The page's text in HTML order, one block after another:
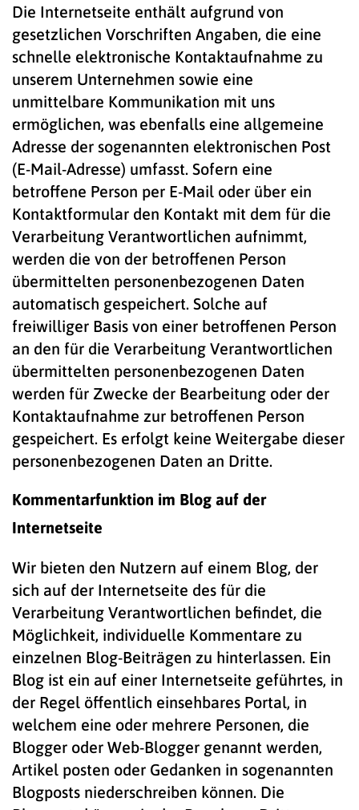
Die Internetseite enthält aufgrund von
gesetzlichen Vorschriften Angaben, die eine
schnelle elektronische Kontaktaufnahme zu
unserem Unternehmen sowie eine
unmittelbare Kommunikation mit uns
ermöglichen, was ebenfalls eine allgemeine
Adresse der sogenannten elektronischen Post
(E-Mail-Adresse) umfasst. Sofern eine
betroffene Person per E-Mail oder über ein
Kontaktformular den Kontakt mit dem für die
Verarbeitung Verantwortlichen aufnimmt,
werden die von der betroffenen Person
übermittelten personenbezogenen Daten
automatisch gespeichert. Solche auf
freiwilliger Basis von einer betroffenen Person
an den für die Verarbeitung Verantwortlichen
übermittelten personenbezogenen Daten
werden für Zwecke der Bearbeitung oder der
Kontaktaufnahme zur betroffenen Person
gespeichert. Es erfolgt keine Weitergabe dieser
personenbezogenen Daten an Dritte.
Kommentarfunktion im Blog auf der
Internetseite
Wir bieten den Nutzern auf einem Blog, der
sich auf der Internetseite des für die
Verarbeitung Verantwortlichen befindet, die
Möglichkeit, individuelle Kommentare zu
einzelnen Blog-Beiträgen zu hinterlassen. Ein
Blog ist ein auf einer Internetseite geführtes, in
der Regel öffentlich einsehbares Portal, in
welchem eine oder mehrere Personen, die
Blogger oder Web-Blogger genannt werden,
Artikel posten oder Gedanken in sogenannten
Blogposts niederschreiben können. Die